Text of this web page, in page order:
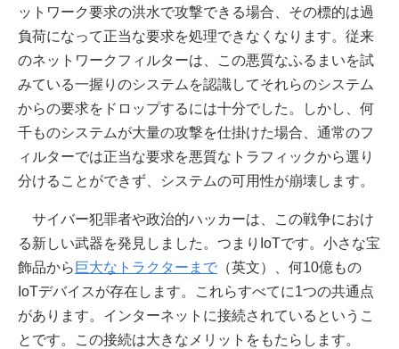
ットワーク要求の洪水で攻撃できる場合、その標的は過
負荷になって正当な要求を処理できなくなります。従来
のネットワークフィルターは、この悪質なふるまいを試
みている一握りのシステムを認識してそれらのシステム
からの要求をドロップするには十分でした。しかし、何
千ものシステムが大量の攻撃を仕掛けた場合、通常のフ
ィルターでは正当な要求を悪質なトラフィックから選り
分けることができず、システムの可用性が崩壊します。
サイバー犯罪者や政治的ハッカーは、この戦争におけ
る新しい武器を発見しました。つまりIoTです。小さな宝
飾品から 巨大なトラクターまで （英文）、何10億もの
IoTデバイスが存在します。これらすべてに1つの共通点
があります。インターネットに接続されているというこ
とです。この接続は大きなメリットをもたらします。